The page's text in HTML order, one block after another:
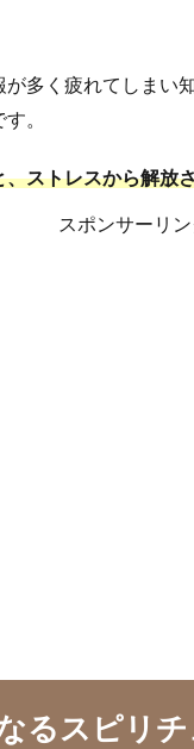
多く疲れてしまい
。
ストレスから解放
スポンサーリン
るスピリ